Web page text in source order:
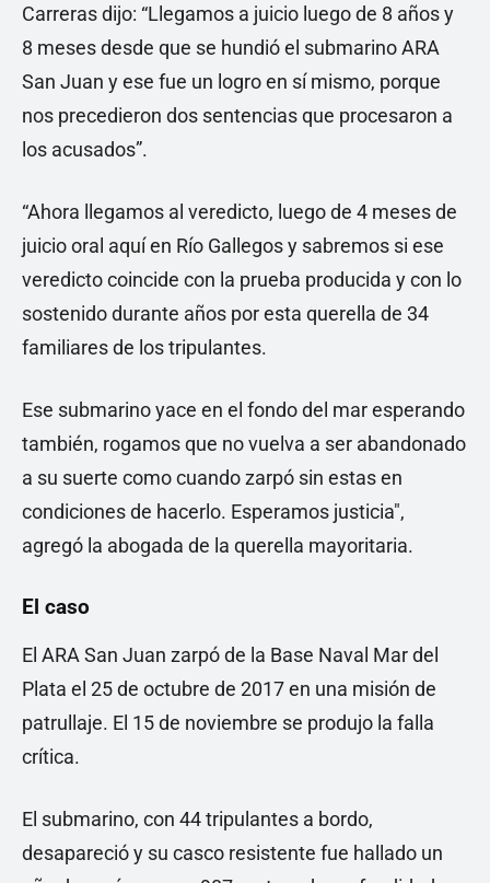
Carreras dijo: “Llegamos a juicio luego de 8 años y
8 meses desde que se hundió el submarino ARA
San Juan y ese fue un logro en sí mismo, porque
nos precedieron dos sentencias que procesaron a
los acusados”.
“Ahora llegamos al veredicto, luego de 4 meses de
juicio oral aquí en Río Gallegos y sabremos si ese
veredicto coincide con la prueba producida y con lo
sostenido durante años por esta querella de 34
familiares de los tripulantes.
Ese submarino yace en el fondo del mar esperando
también, rogamos que no vuelva a ser abandonado
a su suerte como cuando zarpó sin estas en
condiciones de hacerlo. Esperamos justicia",
agregó la abogada de la querella mayoritaria.
El caso
El ARA San Juan zarpó de la Base Naval Mar del
Plata el 25 de octubre de 2017 en una misión de
patrullaje. El 15 de noviembre se produjo la falla
crítica.
El submarino, con 44 tripulantes a bordo,
desapareció y su casco resistente fue hallado un